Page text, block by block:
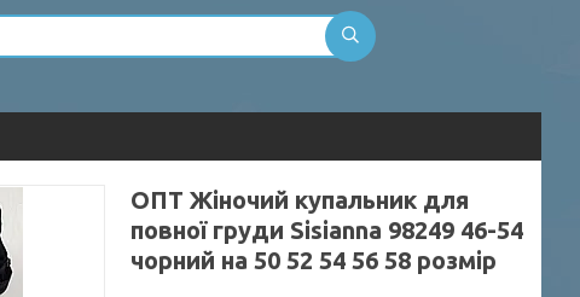
ОПТ Жіночий купальник для
повної груди Sisianna 98249 46-54
чорний на 50 52 54 56 58 розмір